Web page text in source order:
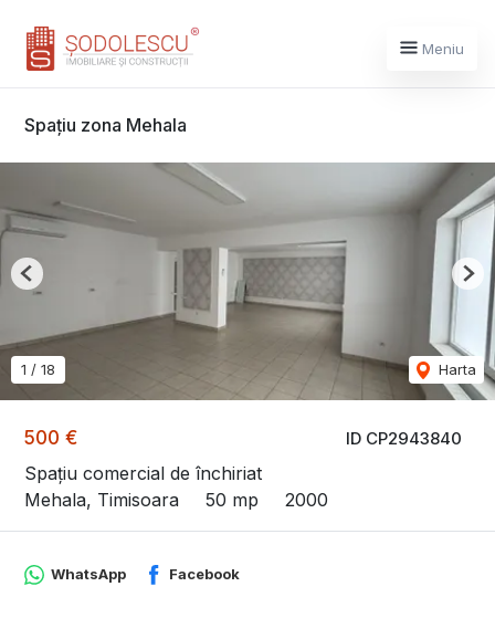
Meniu
Spațiu zona Mehala
ID CP2943840
500 €
Spațiu comercial de închiriat
Mehala, Timisoara
50 mp 2000
1 / 18 Harta
Previous
WhatsApp Facebook